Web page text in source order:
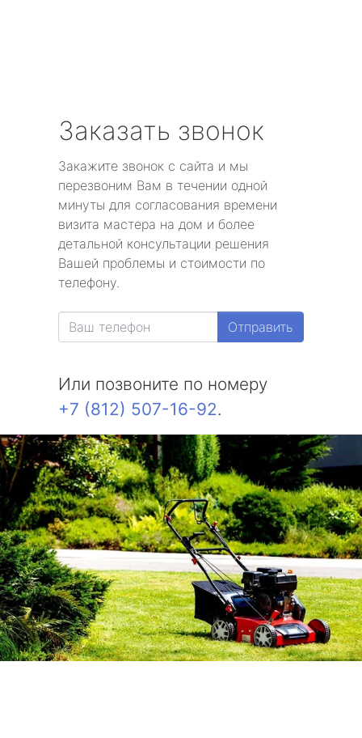
Заказать звонок
Закажите звонок с сайта и мы
перезвоним Вам в течении одной
минуты для согласования времени
визита мастера на дом и более
детальной консультации решения
Вашей проблемы и стоимости по
телефону.
Отправить
Или позвоните по номеру
+7 (812) 507-16-92.